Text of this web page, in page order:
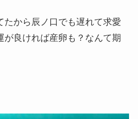
たから辰ノ口でも遅れて求愛
が良ければ産卵も？なんて期